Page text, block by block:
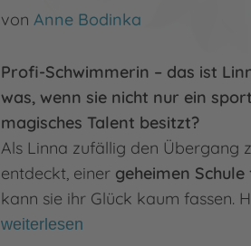
von Anne Bodinka
Profi-Schwimmerin – das ist
was, wenn sie nicht nur ein
magisches Talent besitzt?
Als Linna zufällig den Übergang
entdeckt, einer geheimen
kann sie ihr Glück kaum fassen.
weiterlesen